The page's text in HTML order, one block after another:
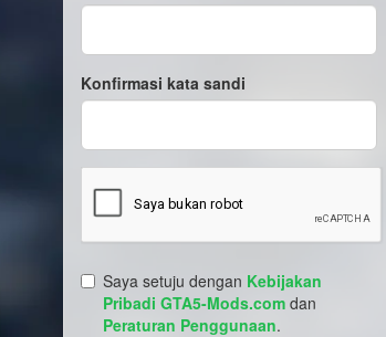
Konfirmasi kata sandi
Saya setuju dengan Kebijakan
Pribadi GTA5-Mods.com dan
Peraturan Penggunaan.